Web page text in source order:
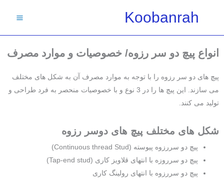
Koobanrah
انواع پیچ دو سر رزوه/ خصوصیات و موارد مصرف
پیچ های دو سر رزوه را با توجه به موارد مصرف آن به شکل های مختلف
می سازند. این پیچ ها را در 3 نوع و با خصوصیات منحصر به فرد طراحی و
تولید می کنند.
شکل های مختلف پیچ های دوسر رزوه
پیچ دو سررزوه پیوسته (Continuous thread Stud)
پیچ دو سرروزه با انتهای قلاویز کاری (Tap-end stud)
پیچ دو سررزوه با انتهای رولینگ کاری